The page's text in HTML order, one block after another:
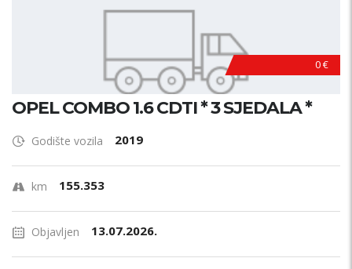
0 €
OPEL COMBO 1.6 CDTI * 3 SJEDALA *
Godište vozila 2019
km 155.353
Objavljen 13.07.2026.